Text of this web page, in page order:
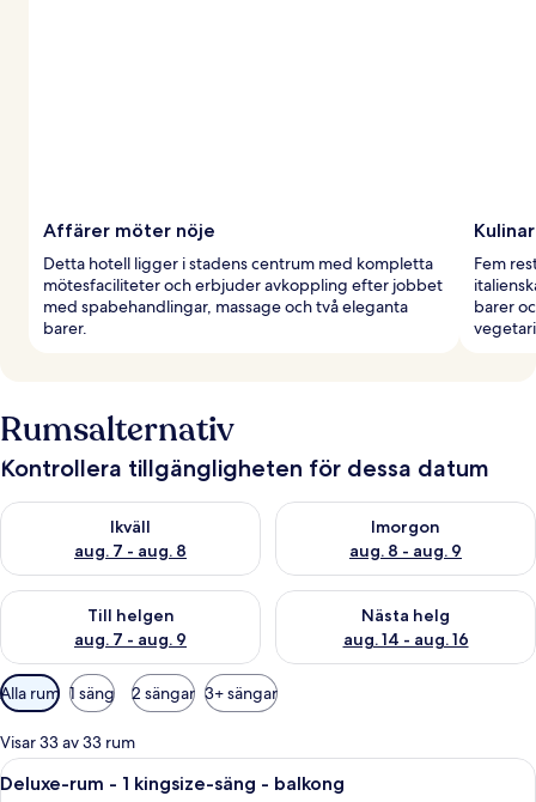
Affärer möter nöje
Detta hotell ligger i stadens centrum med kompletta
mötesfaciliteter och erbjuder avkoppling efter jobbet
med spabehandlingar, massage och två eleganta
barer.
Fem
barer
Rumsalternativ
Kontrollera tillgängligheten för dessa datum
Ikväll
aug. 7 - aug. 8
Kontrollera tillgängligheten för ikväll aug. 7 - aug. 8
Imorgon
aug. 8 - aug. 9
Kontrollera tillgängligheten
Till helgen
aug. 7 - aug. 9
Kontrollera tillgängligheten för den här helgen aug. 7 - aug. 9
Nästa helg
aug. 14 - aug. 16
Kontrollera tillgängligheten
Tillgängliga
filter
för
rum
Alla rum 1 säng 2 sängar 3+ sängar
Visar 33 av 33 rum
Öppna
Ett hotellrum med en stor säng, ett
7
Deluxe-rum - 1 kingsize-säng - balkong